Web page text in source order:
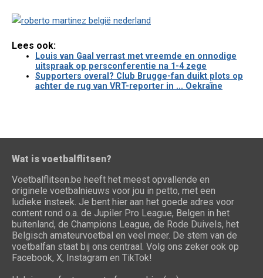
Lees ook:
Louis van Gaal verrast met vreemde en onnodige
uitspraak op persconferentie na 1-4 zege
Supporters overal? Club Brugge-fan duikt plots op
achter de rug van VRT-reporter in ... Oekraïne
Wat is voetbalflitsen?
Voetbalflitsen.be heeft het meest opvallende en
originele voetbalnieuws voor jou in petto, met een
ludieke insteek. Je bent hier aan het goede adres voor
content rond o.a. de Jupiler Pro League, Belgen in het
buitenland, de Champions League, de Rode Duivels, het
Belgisch amateurvoetbal en veel meer. De stem van de
voetbalfan staat bij ons centraal. Volg ons zeker ook op
Facebook, X, Instagram en TikTok!